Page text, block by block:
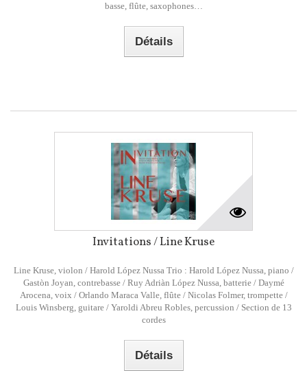
basse, flûte, saxophones…
Détails
Invitations / Line Kruse
Line Kruse, violon / Harold López Nussa Trio : Harold López Nussa, piano /
Gastòn Joyan, contrebasse / Ruy Adriàn López Nussa, batterie / Daymé
Arocena, voix / Orlando Maraca Valle, flûte / Nicolas Folmer, trompette /
Louis Winsberg, guitare / Yaroldi Abreu Robles, percussion / Section de 13
cordes
Détails